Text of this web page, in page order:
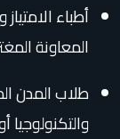
أطباء
المعاونة
طلاب المدن